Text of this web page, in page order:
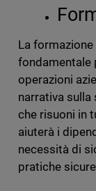
La
fondamentale
operazioni
narrativa
che risuoni in
aiuterà i
necessità di
pratiche